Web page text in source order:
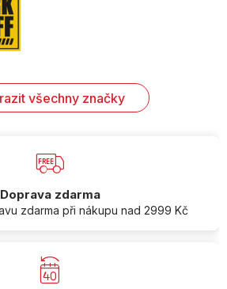
všechny značky
Doprava zdarma
zdarma při nákupu nad 2999 Kč